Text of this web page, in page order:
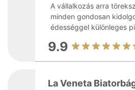
A vállalkozás arra
minden gondosan
édességgel különleges
9.9
La Veneta